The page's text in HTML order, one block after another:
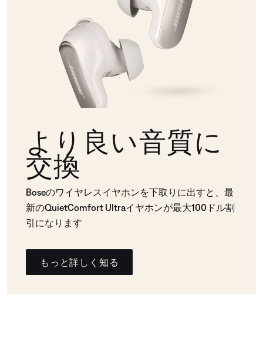
より良い音質に
交換
Boseのワイヤレスイヤホンを下取りに出すと、最
新のQuietComfort Ultraイヤホンが最大100ドル割
引になります
もっと詳しく知る